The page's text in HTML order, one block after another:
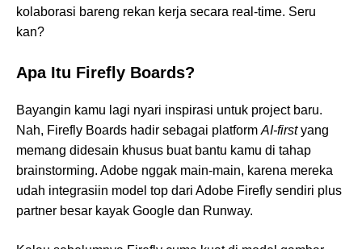
kolaborasi bareng rekan kerja secara real-time. Seru
kan?
Apa Itu Firefly Boards?
Bayangin kamu lagi nyari inspirasi untuk project baru.
Nah, Firefly Boards hadir sebagai platformAI-firstyang
memang didesain khusus buat bantu kamu di tahap
brainstorming. Adobe nggak main-main, karena mereka
udah integrasiin model top dari Adobe Firefly sendiri plus
partner besar kayak Google dan Runway.